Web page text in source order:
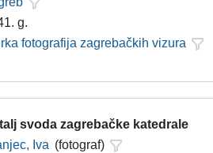
g.
fotografija zagrebačkih vizura
svoda zagrebačke katedrale
Iva (fotograf)